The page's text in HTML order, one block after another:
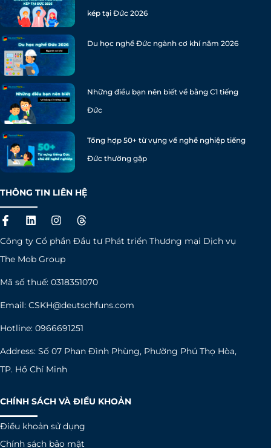
kép tại Đức 2026
Du học nghề Đức ngành cơ khí năm 2026
Những điều bạn nên biết về bằng C1 tiếng
Đức
Tổng hợp 50+ từ vựng về nghề nghiệp tiếng
Đức thường gặp
THÔNG TIN LIÊN HỆ
F
a
c
e
b
o
-
L
i
n
k
e
i
I
n
s
t
a
r
m
T
h
r
e
s
Công ty Cổ phần Đầu tư Phát triển Thương mại Dịch vụ
The Mob Group
Mã số thuế: 0318351070
Email: CSKH@deutschfuns.com
Hotline: 0966691251
Address: Số 07 Phan Đình Phùng, Phường Phú Thọ Hòa,
TP. Hồ Chí Minh
CHÍNH SÁCH VÀ ĐIỀU KHOẢN
Điều khoản sử dụng
Chính sách bảo mật